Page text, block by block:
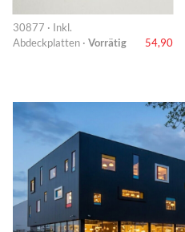
30877 · Inkl.
Abdeckplatten · Vorrätig 54,90